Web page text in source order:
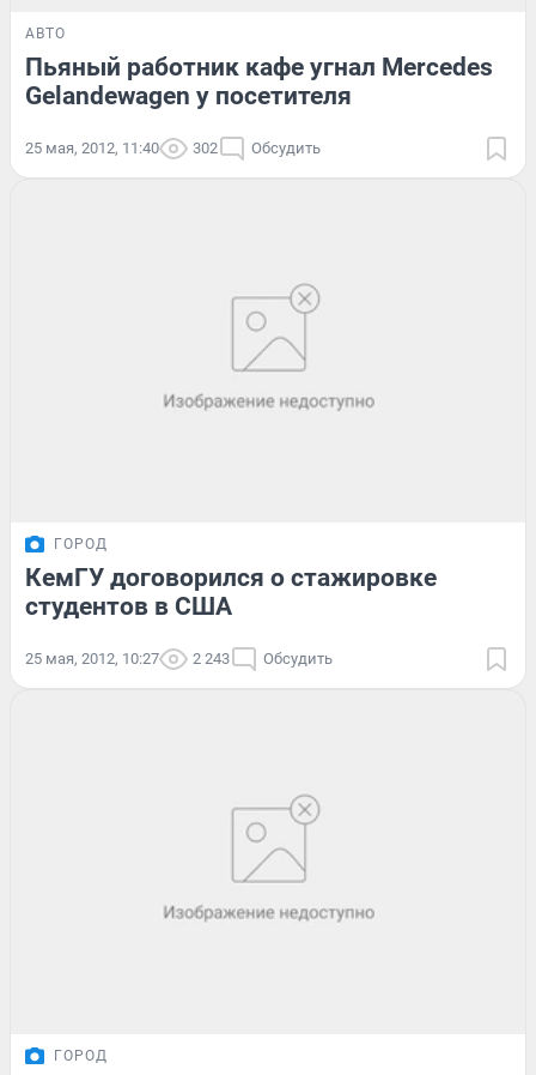
АВТО
Пьяный работник кафе угнал Mercedes
Gelandewagen у посетителя
25 мая, 2012, 11:40 302 Обсудить
ГОРОД
КемГУ договорился о стажировке
студентов в США
25 мая, 2012, 10:27 2 243 Обсудить
ГОРОД